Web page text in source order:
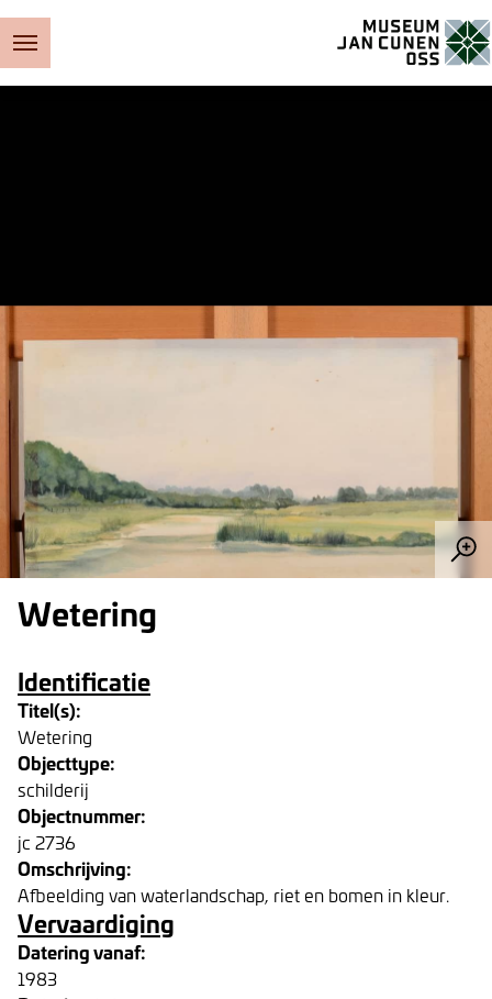
Wetering
Identificatie
Titel(s):
Wetering
Objecttype:
schilderij
Objectnummer:
jc 2736
Omschrijving:
Afbeelding van waterlandschap, riet en bomen in kleur.
Vervaardiging
Datering vanaf:
1983